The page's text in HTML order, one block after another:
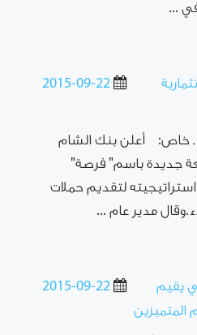
...
2015-09-22
ـ خاص: أعلن بنك الشام
جديدة باسم" فرصة"
لتقديم حملات
مدير عام ...
2015-09-22
يقيم
المتميزين